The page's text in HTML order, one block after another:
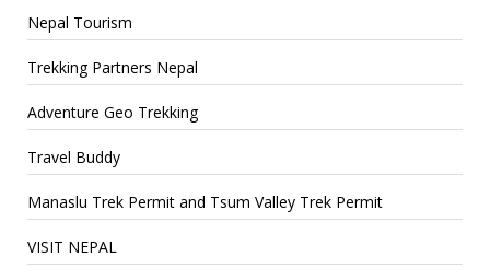
Nepal Tourism
Trekking Partners Nepal
Adventure Geo Trekking
Travel Buddy
Manaslu Trek Permit and Tsum Valley Trek Permit
VISIT NEPAL